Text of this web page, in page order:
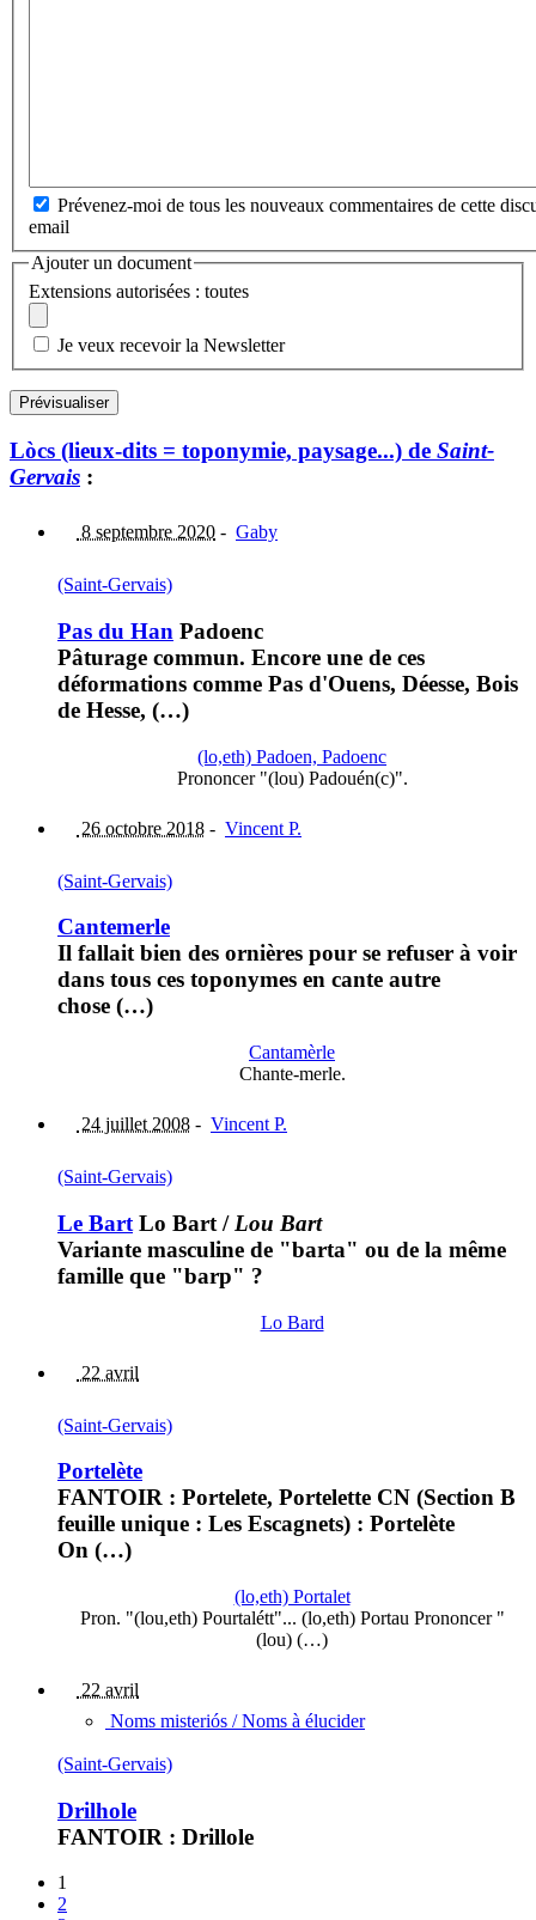
Prévenez-moi de tous les nouveaux commentaires de cette
email
Ajouter un document
Extensions autorisées : toutes
Je veux recevoir la Newsletter
Lòcs (lieux-dits = toponymie, paysage...) de Saint-
Gervais :
8 septembre 2020 - Gaby
(Saint-Gervais)
Pas du Han Padoenc
Pâturage commun. Encore une de ces
déformations comme Pas d'Ouens, Déesse, Bois
de Hesse, (…)
(lo,eth) Padoen, Padoenc
Prononcer "(lou) Padouén(c)".
26 octobre 2018 - Vincent P.
(Saint-Gervais)
Cantemerle
Il fallait bien des ornières pour se refuser à voir
dans tous ces toponymes en cante autre
chose (…)
Cantamèrle
Chante-merle.
24 juillet 2008 - Vincent P.
(Saint-Gervais)
Le Bart Lo Bart / Lou Bart
Variante masculine de "barta" ou de la même
famille que "barp" ?
Lo Bard
22 avril
(Saint-Gervais)
Portelète
FANTOIR : Portelete, Portelette CN (Section B
feuille unique : Les Escagnets) : Portelète
On (…)
(lo,eth) Portalet
Pron. "(lou,eth) Pourtalétt"... (lo,eth) Portau Prononcer "
(lou) (…)
22 avril
Noms misteriós / Noms à élucider
(Saint-Gervais)
Drilhole
FANTOIR : Drillole
1
2